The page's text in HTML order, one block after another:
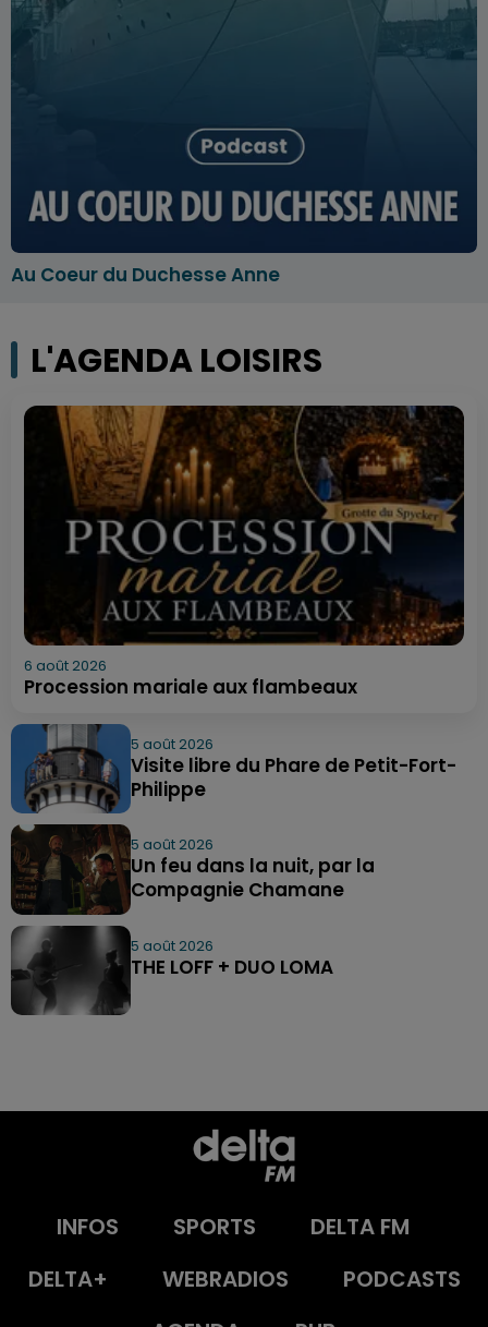
Au Coeur du Duchesse Anne
L'AGENDA LOISIRS
6 août 2026
Procession mariale aux flambeaux
5 août 2026
Visite libre du Phare de Petit-Fort-
Philippe
5 août 2026
Un feu dans la nuit, par la
Compagnie Chamane
5 août 2026
THE LOFF + DUO LOMA
INFOS SPORTS
DELTA FM
DELTA+
WEBRADIOS
PODCASTS